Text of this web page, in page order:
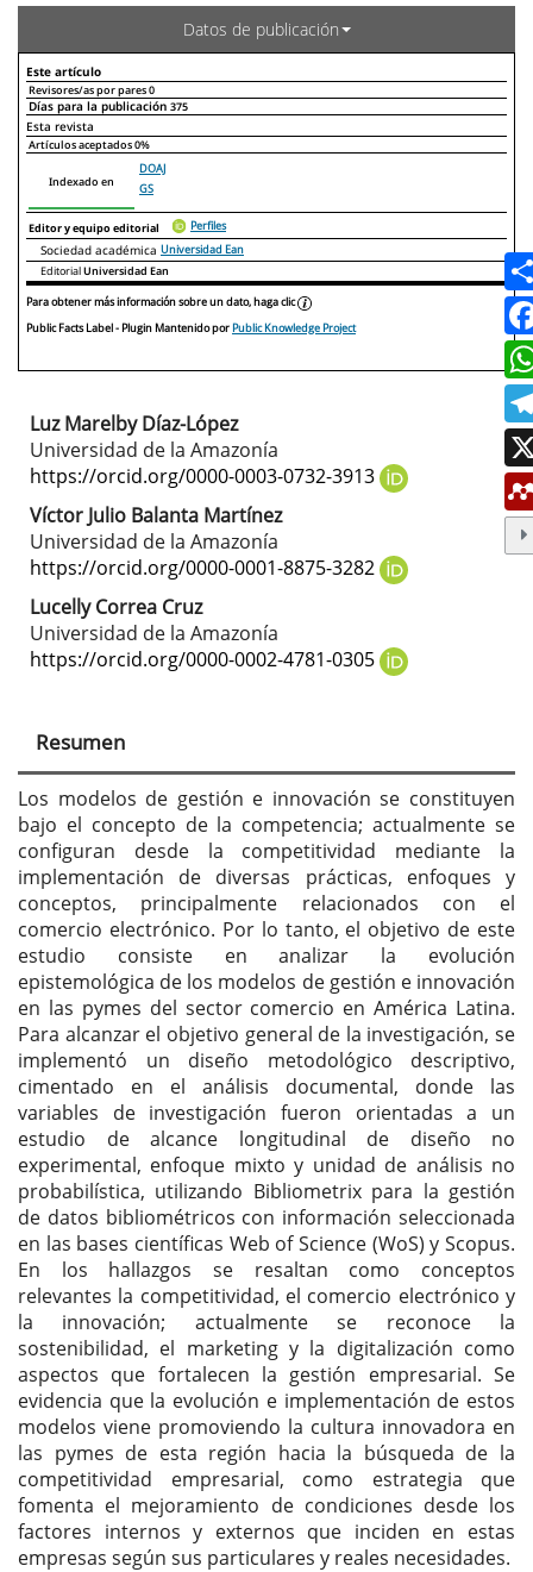
Datos de publicación
Este artículo
Revisores/as por pares0
Días para la publicación 375
Declaraciones de autoría
Esta revista
Artículos aceptados0%
Indexado en
DOAJ
GS
Editor y equipo editorial Perfiles
Sociedad académica Universidad Ean
EditorialUniversidad Ean
Para obtener más información sobre un dato, haga clic
Public Facts Label- Plugin Mantenido por Public Knowledge Project
Contenido
principal
del
artículo
Luz Marelby Díaz-López
Universidad de la Amazonía
https://orcid.org/0000-0003-0732-3913
Víctor Julio Balanta Martínez
Universidad de la Amazonía
https://orcid.org/0000-0001-8875-3282
Lucelly Correa Cruz
Universidad de la Amazonía
https://orcid.org/0000-0002-4781-0305
Resumen
Los modelos de gestión e innovación se constituyen
bajo el concepto de la competencia; actualmente se
configuran desde la competitividad mediante la
implementación de diversas prácticas, enfoques y
conceptos, principalmente relacionados con el
comercio electrónico. Por lo tanto, el objetivo de este
estudio consiste en analizar la evolución
epistemológica de los modelos de gestión e innovación
en las pymes del sector comercio en América Latina.
Para alcanzar el objetivo general de la investigación, se
implementó un diseño metodológico descriptivo,
cimentado en el análisis documental, donde las
variables de investigación fueron orientadas a un
estudio de alcance longitudinal de diseño no
experimental, enfoque mixto y unidad de análisis no
probabilística, utilizando Bibliometrix para la gestión
de datos bibliométricos con información seleccionada
en las bases científicas Web of Science (WoS) y Scopus.
En los hallazgos se resaltan como conceptos
relevantes la competitividad, el comercio electrónico y
la innovación; actualmente se reconoce la
sostenibilidad, el marketing y la digitalización como
aspectos que fortalecen la gestión empresarial. Se
evidencia que la evolución e implementación de estos
modelos viene promoviendo la cultura innovadora en
las pymes de esta región hacia la búsqueda de la
competitividad empresarial, como estrategia que
fomenta el mejoramiento de condiciones desde los
factores internos y externos que inciden en estas
empresas según sus particulares y reales necesidades.